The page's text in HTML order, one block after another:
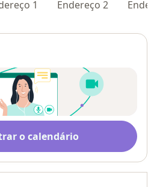
1 Endereço 2
o calendário